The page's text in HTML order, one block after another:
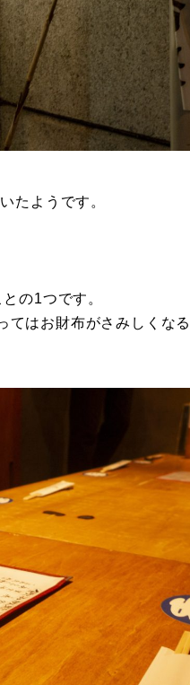
たようです。
の1つです。
はお財布がさみしくなる